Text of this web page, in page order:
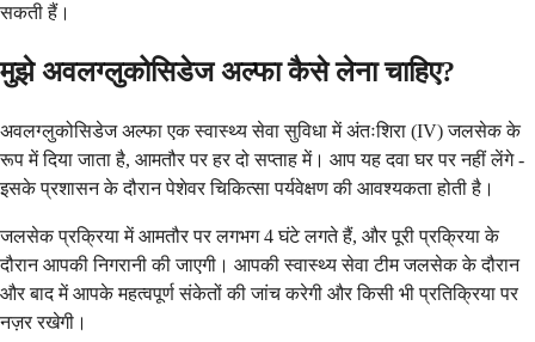
सकती हैं।
मुझे अवलग्लुकोसिडेज अल्फा कैसे लेना चाहिए?
अवलग्लुकोसिडेज अल्फा एक स्वास्थ्य सेवा सुविधा में अंतःशिरा (IV) जलसेक के
रूप में दिया जाता है, आमतौर पर हर दो सप्ताह में। आप यह दवा घर पर नहीं लेंगे -
इसके प्रशासन के दौरान पेशेवर चिकित्सा पर्यवेक्षण की आवश्यकता होती है।
जलसेक प्रक्रिया में आमतौर पर लगभग 4 घंटे लगते हैं, और पूरी प्रक्रिया के
दौरान आपकी निगरानी की जाएगी। आपकी स्वास्थ्य सेवा टीम जलसेक के दौरान
और बाद में आपके महत्वपूर्ण संकेतों की जांच करेगी और किसी भी प्रतिक्रिया पर
नज़र रखेगी।